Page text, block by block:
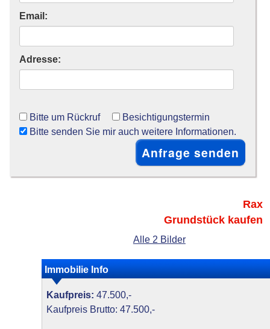
Email:
Adresse:
Bitte um Rückruf
Besichtigungstermin
Bitte senden Sie mir auch weitere Informationen.
Rax
Grundstück kaufen
Alle 2 Bilder
Immobilie Info
Kaufpreis: 47.500,-
Kaufpreis Brutto: 47.500,-